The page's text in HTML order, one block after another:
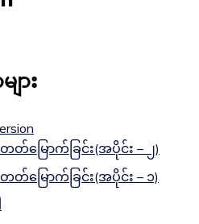
ား
မြောက်ခြင်း(အပိုင်း – ၂)
မြောက်ခြင်း(အပိုင်း – ၁)